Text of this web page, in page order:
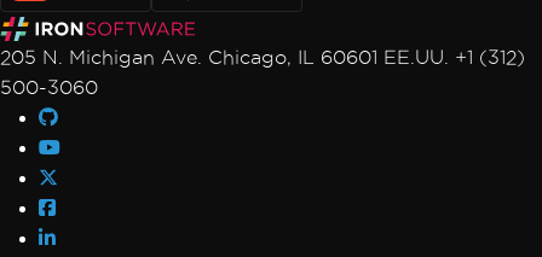
205 N. Michigan Ave. Chicago, IL 60601 EE.UU. +1 (312)
500-3060